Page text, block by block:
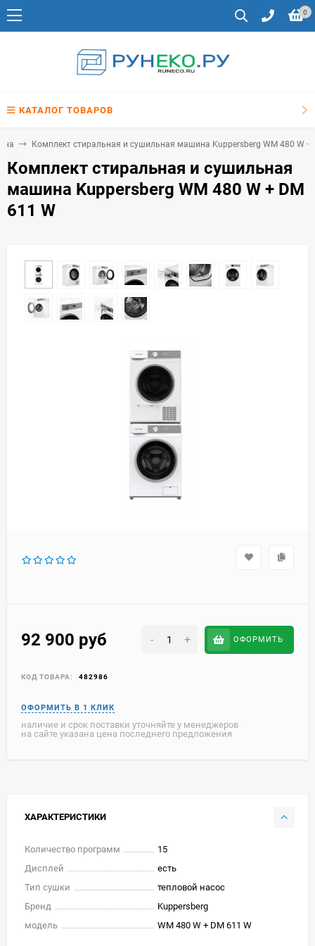
0
КАТАЛОГ ТОВАРОВ
Комплект стиральная и сушильная машина Kuppersberg WM 480 W +
Комплект стиральная и сушильная
машина Kuppersberg WM 480 W + DM
611 W
92 900 руб - + ОФОРМИТЬ
КОД ТОВАРА: 482986
наличие и срок поставки уточняйте у менеджеров
на сайте указана цена последнего предложения
ХАРАКТЕРИСТИКИ
Количество программ
15
Дисплей
есть
Тип сушки
тепловой насос
Бренд
Kuppersberg
модель
WM 480 W + DM 611 W